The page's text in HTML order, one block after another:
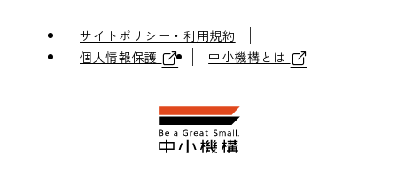
サイトポリシー・利用規約
個人情報保護
中小機構とは